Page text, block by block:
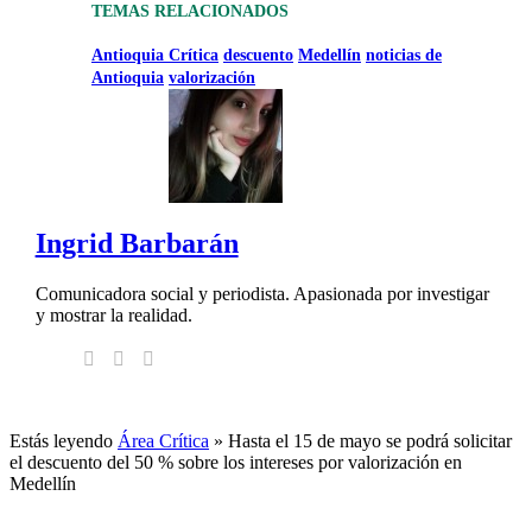
TEMAS RELACIONADOS
Antioquia Crítica descuento Medellín noticias de
Antioquia valorización
Ingrid Barbarán
Comunicadora social y periodista. Apasionada por investigar
y mostrar la realidad.
Estás leyendo Área Crítica » Hasta el 15 de mayo se podrá solicitar
el descuento del 50 % sobre los intereses por valorización en
Medellín